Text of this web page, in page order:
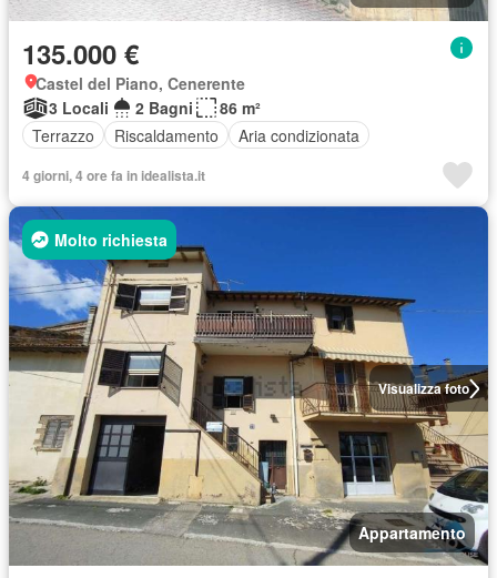
135.000 €
Castel del Piano, Cenerente
3 Locali
2 Bagni
86 m²
Terrazzo
Riscaldamento Aria condizionata
4 giorni, 4 ore fa in idealista.it
Visualizza foto
Molto richiesta
Appartamento